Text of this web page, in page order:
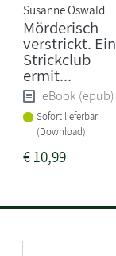
Susanne Oswald
Mörderisch
verstrickt. Ein
Strickclub
ermit...
eBook (epub)
Sofort lieferbar
(Download)
€10,99